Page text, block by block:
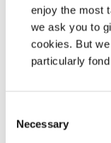
enjoy the most
we ask you to
cookies. But
particularly
Selection
Necessary
Wir freuen
arbeiten